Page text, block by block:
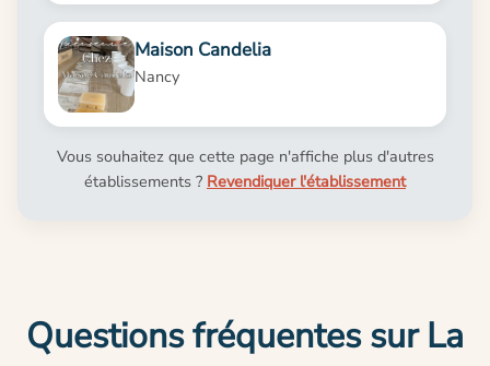
Maison Candelia
Nancy
Vous souhaitez que cette page n'affiche plus d'autres
établissements ? Revendiquer l'établissement
Questions fréquentes sur La